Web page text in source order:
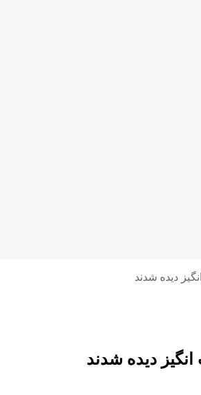
دیده شدند
دیده شدند